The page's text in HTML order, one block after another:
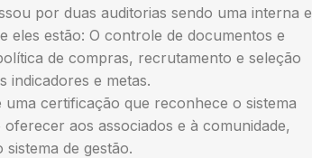
por duas auditorias sendo uma interna e
estão: O controle de documentos e
de compras, recrutamento e seleção
indicadores e metas.
certificação que reconhece o sistema
aos associados e à comunidade,
de gestão.